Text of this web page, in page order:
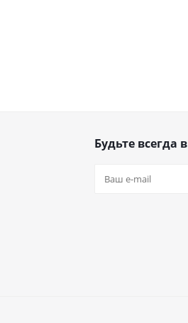
Будьте всегда